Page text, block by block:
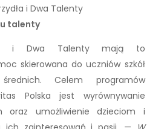
i Dwa Talenty
talenty
i Dwa Talenty mają to
skierowana do uczniów szkół
Celem programów
Polska jest wyrównywanie
oraz umożliwienie dzieciom i